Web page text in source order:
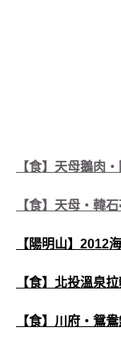
【食】天母鵝肉
【食】天母‧韓
【陽明山】
【食】北投溫泉
【食】川府‧鴛